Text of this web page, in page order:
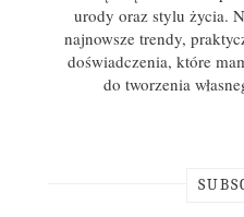
urody oraz stylu życia.
najnowsze trendy,
doświadczenia, które
do tworzenia